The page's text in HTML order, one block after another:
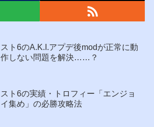
スト6のA.K.I.アプデ後modが正常に動
作しない問題を解決……？
スト6の実績・トロフィー「エンジョ
イ集め」の必勝攻略法